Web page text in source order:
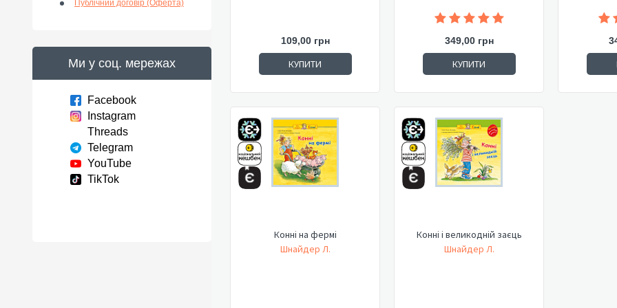
Публічний договір (Оферта)
Ми у соц. мережах
Facebook
Instagram
Threads
Telegram
YouTube
TikTok
109,00 грн
КУПИТИ
349,00 грн
КУПИТИ
Конні на фермі
Шнайдер Л.
Конні і великодній заєць
Шнайдер Л.